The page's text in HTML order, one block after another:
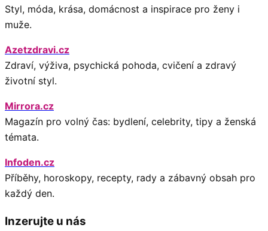
Styl, móda, krása, domácnost a inspirace pro ženy i
muže.
Azetzdravi.cz
Zdraví, výživa, psychická pohoda, cvičení a zdravý
životní styl.
Mirrora.cz
Magazín pro volný čas: bydlení, celebrity, tipy a ženská
témata.
Infoden.cz
Příběhy, horoskopy, recepty, rady a zábavný obsah pro
každý den.
Inzerujte u nás